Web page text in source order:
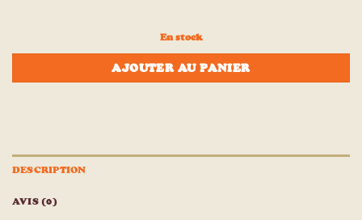
En stock
AJOUTER AU PANIER
DESCRIPTION
AVIS (0)